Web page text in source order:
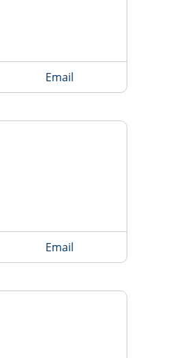
Email
Email